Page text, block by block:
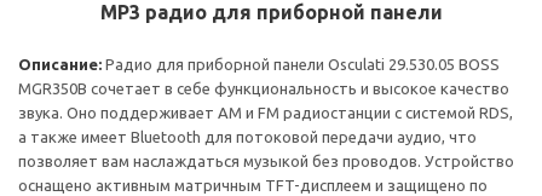
MP3 радио для приборной панели
Описание: Радио для приборной панели Osculati 29.530.05 BOSS
MGR350B сочетает в себе функциональность и высокое качество
звука. Оно поддерживает AM и FM радиостанции с системой RDS,
а также имеет Bluetooth для потоковой передачи аудио, что
позволяет вам наслаждаться музыкой без проводов. Устройство
оснащено активным матричным TFT-дисплеем и защищено по